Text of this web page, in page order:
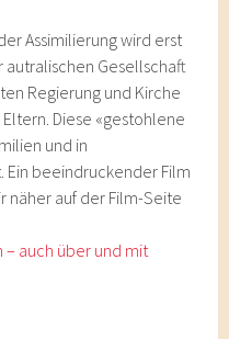
Assimilierung wird erst
autralischen Gesellschaft
Regierung und Kirche
Diese «gestohlene
und in
Ein beeindruckender Film
näher auf der Film-Seite
– auch über und mit